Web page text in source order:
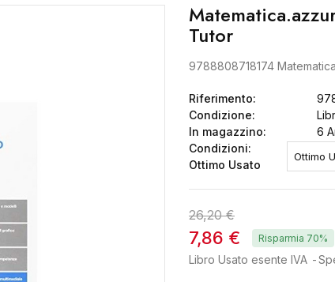
Tutor
9788808718174
Riferimento:
Condizione:
In magazzino:
6
Condizioni:
Ottimo Usato
26,20 €
7,86 € Risparmia 70%
Libro Usato esente IVA